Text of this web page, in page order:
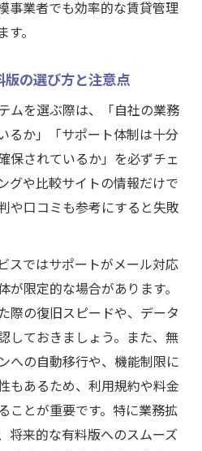
事業者でも効率的な賃貸管理
。
版の選び方と注意点
ムを選ぶ際は、「自社の業務
るか」「サポート体制は十分
保されているか」を必ずチェ
グや比較サイトの情報だけで
や口コミも参考にすると失敗
スではサポートがメール対応
が限定的な場合があります。
際の復旧スピードや、データ
しておきましょう。また、無
への自動移行や、機能制限に
もあるため、利用規約や料金
ことが重要です。特に業務拡
将来的な有料版へのスムーズ